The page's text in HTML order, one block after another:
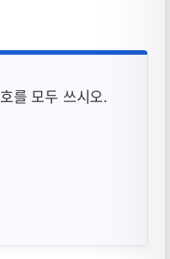
를 모두 쓰시오.